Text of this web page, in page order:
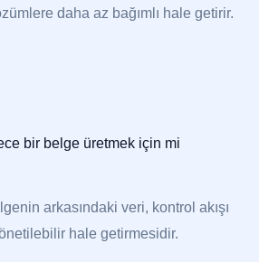
daha az bağımlı hale getirir.
bir belge üretmek için mi
arkasındaki veri, kontrol akışı
hale getirmesidir.